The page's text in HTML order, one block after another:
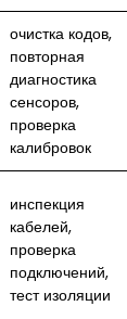
очистка кодов,
повторная
диагностика
сенсоров,
проверка
калибровок
инспекция
кабелей,
проверка
подключений,
тест изоляции